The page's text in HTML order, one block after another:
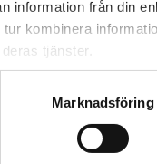
information från din
kombinera
tjänster.
Marknadsföring
Paleo